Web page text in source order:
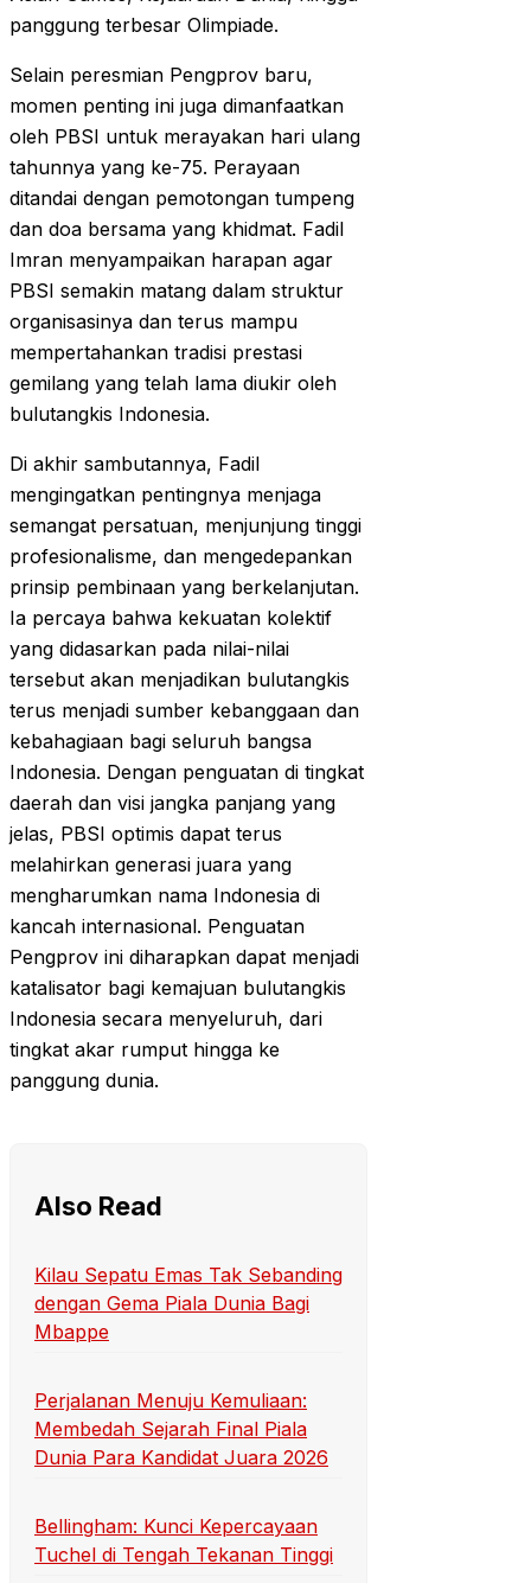
panggung terbesar Olimpiade.
Selain peresmian Pengprov baru,
momen penting ini juga dimanfaatkan
oleh PBSI untuk merayakan hari ulang
tahunnya yang ke-75. Perayaan
ditandai dengan pemotongan tumpeng
dan doa bersama yang khidmat. Fadil
Imran menyampaikan harapan agar
PBSI semakin matang dalam struktur
organisasinya dan terus mampu
mempertahankan tradisi prestasi
gemilang yang telah lama diukir oleh
bulutangkis Indonesia.
Di akhir sambutannya, Fadil
mengingatkan pentingnya menjaga
semangat persatuan, menjunjung tinggi
profesionalisme, dan mengedepankan
prinsip pembinaan yang berkelanjutan.
Ia percaya bahwa kekuatan kolektif
yang didasarkan pada nilai-nilai
tersebut akan menjadikan bulutangkis
terus menjadi sumber kebanggaan dan
kebahagiaan bagi seluruh bangsa
Indonesia. Dengan penguatan di tingkat
daerah dan visi jangka panjang yang
jelas, PBSI optimis dapat terus
melahirkan generasi juara yang
mengharumkan nama Indonesia di
kancah internasional. Penguatan
Pengprov ini diharapkan dapat menjadi
katalisator bagi kemajuan bulutangkis
Indonesia secara menyeluruh, dari
tingkat akar rumput hingga ke
panggung dunia.
Also Read
Kilau Sepatu Emas Tak Sebanding
dengan Gema Piala Dunia Bagi
Mbappe
Perjalanan Menuju Kemuliaan:
Membedah Sejarah Final Piala
Dunia Para Kandidat Juara 2026
Bellingham: Kunci Kepercayaan
Tuchel di Tengah Tekanan Tinggi